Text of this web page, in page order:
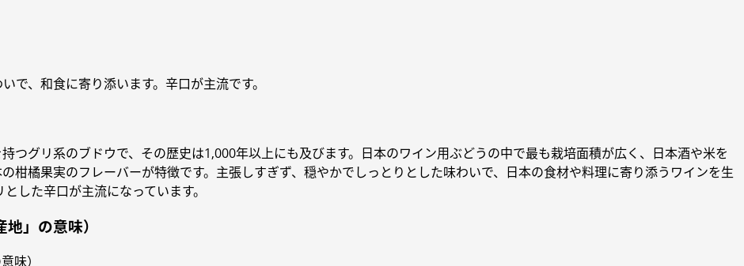
で、和食に寄り添います。辛口が主流です。
つグリ系のブドウで、その歴史は1,000年以上にも及びます。日本のワイン用ぶどうの中で最も栽培面積が広く、日本酒や米を
柑橘果実のフレーバーが特徴です。主張しすぎず、穏やかでしっとりとした味わいで、日本の食材や料理に寄り添うワインを生
した辛口が主流になっています。
」の意味）